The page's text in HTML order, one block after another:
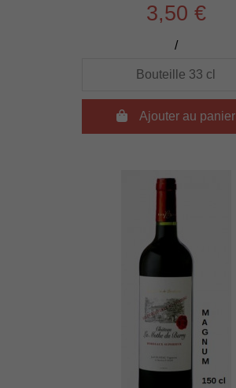
3,50 €
/
Ajouter au panier